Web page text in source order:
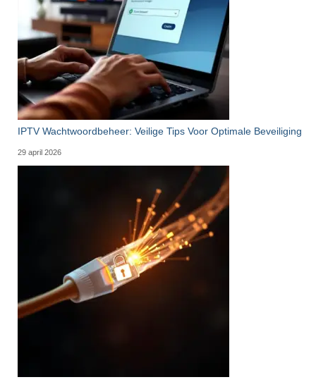
IPTV Wachtwoordbeheer: Veilige Tips Voor Optimale Beveiliging
29 april 2026